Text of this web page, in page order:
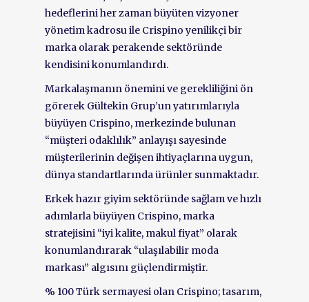
hedeflerini her zaman büyüten vizyoner
yönetim kadrosu ile Crispino yenilikçi bir
marka olarak perakende sektöründe
kendisini konumlandırdı.
Markalaşmanın önemini ve gerekliliğini ön
görerek Gültekin Grup’un yatırımlarıyla
büyüyen Crispino, merkezinde bulunan
“müşteri odaklılık” anlayışı sayesinde
müşterilerinin değişen ihtiyaçlarına uygun,
dünya standartlarında ürünler sunmaktadır.
Erkek hazır giyim sektöründe sağlam ve hızlı
adımlarla büyüyen Crispino, marka
stratejisini “iyi kalite, makul fiyat” olarak
konumlandırarak “ulaşılabilir moda
markası” algısını güçlendirmiştir.
% 100 Türk sermayesi olan Crispino; tasarım,